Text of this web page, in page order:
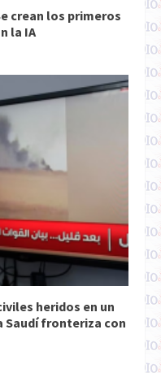
crean los primeros
la IA
heridos en un
Saudí fronteriza con